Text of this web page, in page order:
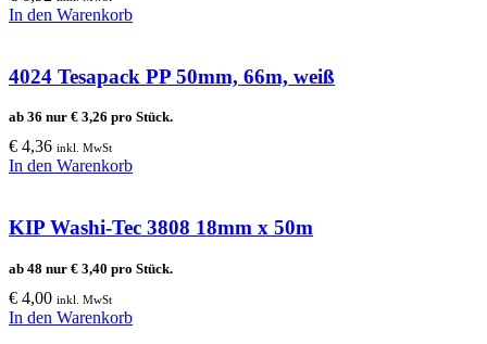
In den Warenkorb
4024 Tesapack PP 50mm, 66m, weiß
ab 36 nur € 3,26 pro Stück.
€ 4,36 inkl. MwSt
In den Warenkorb
KIP Washi-Tec 3808 18mm x 50m
ab 48 nur € 3,40 pro Stück.
€ 4,00 inkl. MwSt
In den Warenkorb